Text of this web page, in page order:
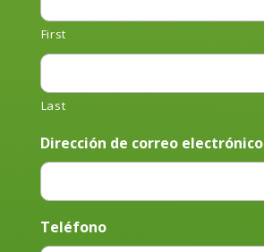
First
Last
Dirección de correo electrónico
Teléfono